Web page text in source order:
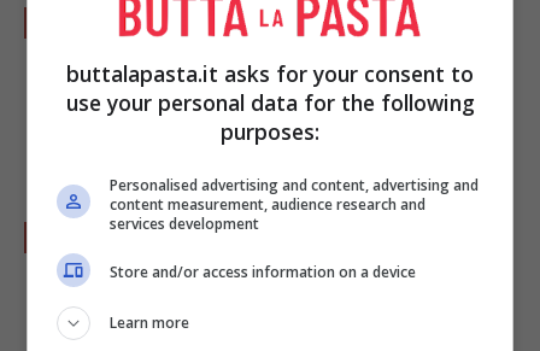
l'aiuto di un coperchio o di un piatto piano e
cucinate per altri 10 minuti.
calda che fredda!
buttalapasta.it asks for your consent to
use your personal data for the following
purposes:
Personalised advertising and content, advertising and
content measurement, audience research and
services development
Store and/or access information on a device
Learn more